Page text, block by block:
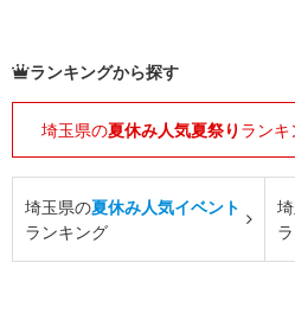
ランキングから探す
埼玉県の夏休み人気夏祭り ランキ
埼玉県の夏休み人気イベント
ランキング